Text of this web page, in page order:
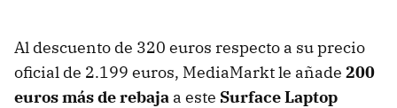
Al descuento de 320 euros respecto a su precio
oficial de 2.199 euros, MediaMarkt le añade 200
euros más de rebaja a este Surface Laptop